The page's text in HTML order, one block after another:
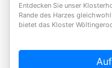
Entdecken Sie unser
Rande des Harzes
bietet das Kloster